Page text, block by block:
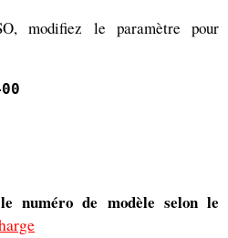
modifiez le paramètre pour
numéro de modèle selon le